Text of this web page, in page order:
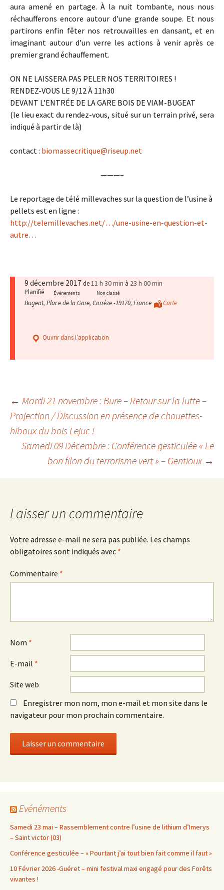
aura amené en partage. À la nuit tombante, nous nous
réchaufferons encore autour d’une grande soupe. Et nous
partirons enfin fêter nos retrouvailles en dansant, et en
imaginant autour d’un verre les actions à venir après ce
premier grand échauffement.
ON NE LAISSERA PAS PELER NOS TERRITOIRES !
RENDEZ-VOUS LE 9/12 À 11h30
DEVANT L’ENTRÉE DE LA GARE BOIS DE VIAM-BUGEAT
(le lieu exact du rendez-vous, situé sur un terrain privé, sera
indiqué à partir de là)
contact : biomassecritique@riseup.net
———–
Le reportage de télé millevaches sur la question de l’usine à
pellets est en ligne :
http://telemillevaches.net/…/une-usine-en-question-et-
autre…
9 décembre 2017 de11 h 30 min à 23 h 00 min
Planifié Événements Non classé
Bugeat, Place de la Gare, Corrèze -19170, France Carte
Ouvrir dans l’application
Navigation
des
articles
← Mardi 21 novembre : Bure – Retour sur la lutte –
Projection / Discussion en présence de chouettes-
hiboux du bois Lejuc !
Samedi 09 Décembre : Conférence gesticulée « Le
bon filon du terrorisme vert » – Gentioux →
Laisser un commentaire
Votre adresse e-mail ne sera pas publiée. Les champs
obligatoires sont indiqués avec *
Commentaire *
Nom *
E-mail *
Site web
Enregistrer mon nom, mon e-mail et mon site dans le
navigateur pour mon prochain commentaire.
Evénéments
Samedi 23 mai – Rassemblement contre l’usine de lithium d’Imerys
– Saint victor (03)
Conférence gesticulée – « Pourtant j’ai tout bien fait comme il faut »
10 Février 2026 -Guéret – mini festival maxi engagé pour des Forêts
vivantes !